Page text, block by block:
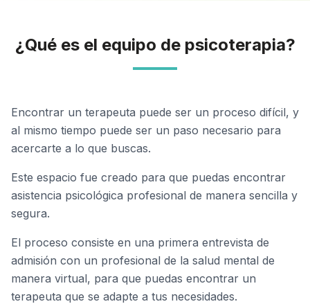
¿Qué es el equipo de psicoterapia?
Encontrar un terapeuta puede ser un proceso difícil, y
al mismo tiempo puede ser un paso necesario para
acercarte a lo que buscas.
Este espacio fue creado para que puedas encontrar
asistencia psicológica profesional de manera sencilla y
segura.
El proceso consiste en una primera entrevista de
admisión con un profesional de la salud mental de
manera virtual, para que puedas encontrar un
terapeuta que se adapte a tus necesidades.